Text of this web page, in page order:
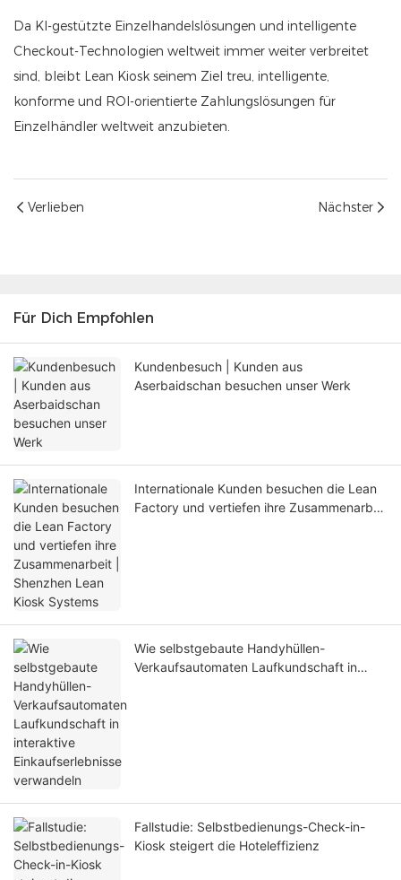
Da KI-gestützte Einzelhandelslösungen und intelligente
Checkout-Technologien weltweit immer weiter verbreitet
sind, bleibt Lean Kiosk seinem Ziel treu, intelligente,
konforme und ROI-orientierte Zahlungslösungen für
Einzelhändler weltweit anzubieten.
Verlieben Nächster
Für Dich Empfohlen
Kundenbesuch | Kunden aus
Aserbaidschan besuchen unser Werk
Internationale Kunden besuchen die Lean
Factory und vertiefen ihre Zusammenarbeit
Wie selbstgebaute Handyhüllen-
Verkaufsautomaten Laufkundschaft in
Fallstudie: Selbstbedienungs-Check-in-
Kiosk steigert die Hoteleffizienz